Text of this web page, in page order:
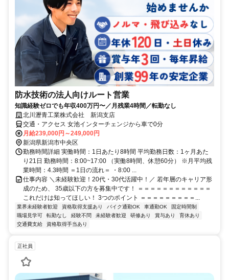
防水技術の法人向けルート営業
知識経験ゼロでも年収400万円〜／月残業4時間／転勤なし
北川瀝青工業株式会社 新潟支店
交通・アクセス 女池インターチェンジから車で0分
月給239,000円～249,000円
新潟県新潟市中央区
勤務時間詳細 実働時間：1日あたり8時間 平均勤務日数：1ヶ月あた
り21日 勤務時間：8:00~17:00 （実働8時間、休憩60分） ※月平均残
業時間：4.3時間 ＝1日の流れ＝ ・8:00 ...
仕事内容 ＼未経験歓迎！20代・30代活躍中！／ 若年層のキャリア形
成のため、 35歳以下の方を募集中です！ ＝＝＝＝＝＝＝＝＝＝＝＝
これだけは知ってほしい！ 3つのポイント ＝＝＝＝＝＝＝＝＝...
業界未経験者歓迎 資格取得支援あり バイク通勤OK 車通勤OK
固定時間制
職場見学可
転勤なし 経験不問 未経験者歓迎 研修あり 賞与あり
育休あり
交通費支給
資格取得手当あり
正社員